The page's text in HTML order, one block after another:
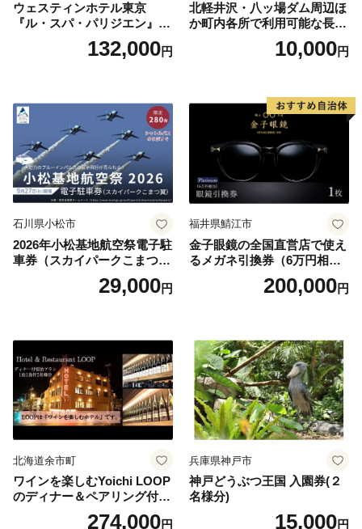
ウェスティンホテル東京
『ル・スパ・パリジエン』選
べるボディセラピー90分/1名
132,000円
北軽井沢・八ッ場ダム周辺ほ
か町内各所で利用可能な長野
原町ふるさと感謝券（3,000
円分）【トラベル 観光 旅行
10,000円
石川県小松市
2026年小松基地航空祭電子駐
車券（スカイパークこまつ
翼） 駐車場 シャトルバスの
りばすぐ 石川県 小松市
29,000円
福井県鯖江市
金子眼鏡の全国直営店で使え
るメガネ引換券（6万円相
当） Platinum200,000円
北海道余市町
ワインを楽しむYoichi LOOP
のディナー＆ペアリング付宿
泊プラン＜デラックスツイン
274,000円
兵庫県神戸市
神戸どうぶつ王国 入園券(２
名様分)
15,000円